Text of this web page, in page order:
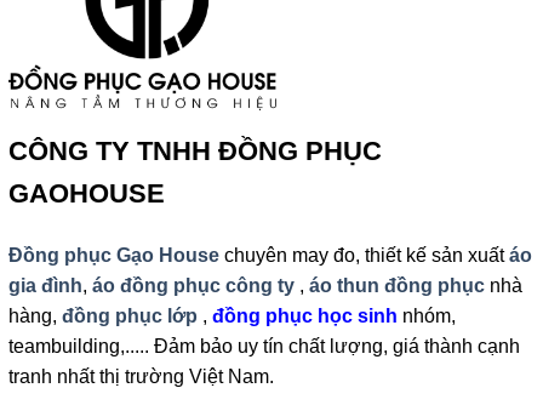
CÔNG TY TNHH ĐỒNG PHỤC
GAOHOUSE
Đồng phục Gạo Housechuyên may đo, thiết kế sản xuấtáo
gia đình, áo đồng phục công ty, áo thun đồng phụcnhà
hàng, đồng phục lớp , đồng phục học sinh nhóm,
teambuilding,..... Đảm bảo uy tín chất lượng, giá thành cạnh
tranh nhất thị trường Việt Nam.